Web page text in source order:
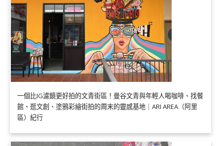
一個比IG濾鏡更好拍的文青街區！曼谷文青與年輕人喝咖啡、找餐
館、逛文創、塗鴉彩繪街拍的周末的靈感基地｜ARI AREA（阿里
區）紀行